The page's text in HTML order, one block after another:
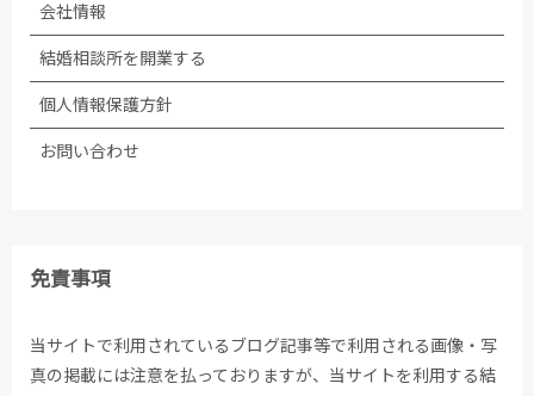
会社情報
結婚相談所を開業する
個人情報保護方針
お問い合わせ
免責事項
当サイトで利用されているブログ記事等で利用される画像・写
真の掲載には注意を払っておりますが、当サイトを利用する結